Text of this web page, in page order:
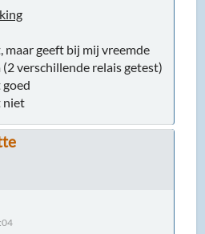
geeft bij mij vreemde
verschillende relais getest)